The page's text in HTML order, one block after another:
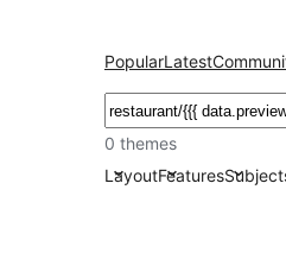
PopularLatest
Пошук
0 themes
LayoutFeatures